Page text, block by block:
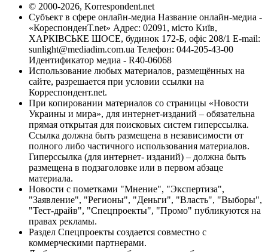
© 2000-2026, Korrespondent.net
Субъект в сфере онлайн-медиа Название онлайн-медиа -
«КореспонденТ.net» Адрес: 02091, місто Київ,
ХАРКІВСЬКЕ ШОСЕ, будинок 172-Б, офіс 208/1 E-mail:
sunlight@mediadim.com.ua Телефон: 044-205-43-00
Идентификатор медиа - R40-06068
Использование любых материалов, размещённых на
сайте, разрешается при условии ссылки на
Корреспондент.net.
При копировании материалов со страницы «Новости
Украины и мира», для интернет-изданий – обязательна
прямая открытая для поисковых систем гиперссылка.
Ссылка должна быть размещена в независимости от
полного либо частичного использования материалов.
Гиперссылка (для интернет- изданий) – должна быть
размещена в подзаголовке или в первом абзаце
материала.
Новости с пометками "Мнение", "Экспертиза",
"Заявление", "Регионы", "Деньги", "Власть", "Выборы",
"Тест-драйв", "Спецпроекты", "Промо" публикуются на
правах рекламы.
Раздел Спецпроекты создается совместно с
коммерческими партнерами.